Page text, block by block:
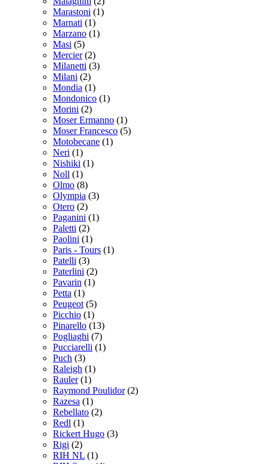
Marastoni (1)
Marnati (1)
Marzano (1)
Masi (5)
Mercier (2)
Milanetti (3)
Milani (2)
Mondia (1)
Mondonico (1)
Morini (2)
Moser Ermanno (1)
Moser Francesco (5)
Motobecane (1)
Neri (1)
Nishiki (1)
Noll (1)
Olmo (8)
Olympia (3)
Otero (2)
Paganini (1)
Paletti (2)
Paolini (1)
Paris - Tours (1)
Patelli (3)
Paterlini (2)
Pavarin (1)
Petta (1)
Peugeot (5)
Picchio (1)
Pinarello (13)
Pogliaghi (7)
Pucciarelli (1)
Puch (3)
Raleigh (1)
Rauler (1)
Raymond Poulidor (2)
Razesa (1)
Rebellato (2)
Redl (1)
Rickert Hugo (3)
Rigi (2)
RIH NL (1)